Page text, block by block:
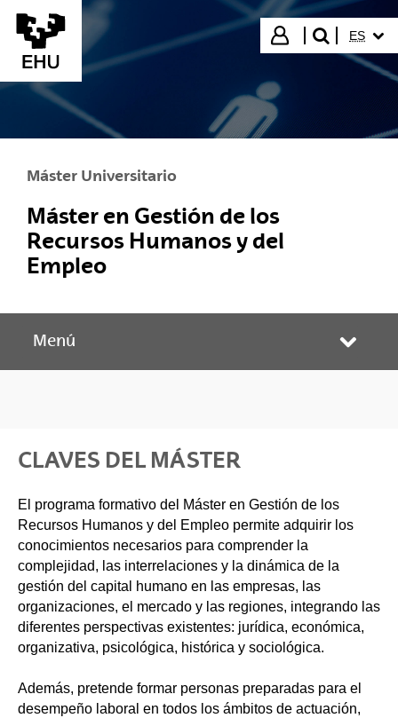
Saltar al contenido principal
Iniciar sesión
buscar"
ES
Máster Universitario
Máster en Gestión de los
Recursos Humanos y del
Empleo
Menú
CLAVES DEL MÁSTER
El programa formativo del Máster en Gestión de los
Recursos Humanos y del Empleo permite adquirir los
conocimientos necesarios para comprender la
complejidad, las interrelaciones y la dinámica de la
gestión del capital humano en las empresas, las
organizaciones, el mercado y las regiones, integrando las
diferentes perspectivas existentes: jurídica, económica,
organizativa, psicológica, histórica y sociológica.
Además, pretende formar personas preparadas para el
desempeño laboral en todos los ámbitos de actuación,